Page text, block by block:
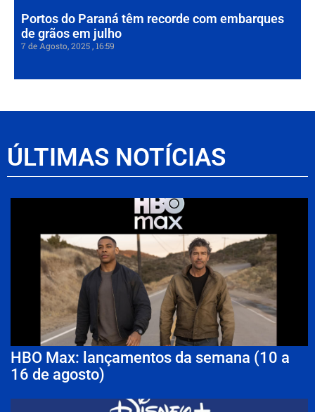
Portos do Paraná têm recorde com embarques
de grãos em julho
7 de Agosto, 2025 16:59
ÚLTIMAS NOTÍCIAS
HBO Max: lançamentos da semana (10 a
16 de agosto)